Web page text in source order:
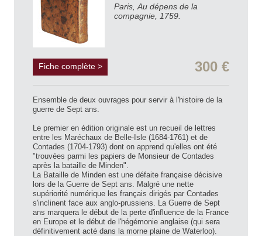
Paris, Au dépens de la
compagnie, 1759.
Fiche complète > 300 €
Ensemble de deux ouvrages pour servir à l'histoire de la
guerre de Sept ans.
Le premier en édition originale est un recueil de lettres
entre les Maréchaux de Belle-Isle (1684-1761) et de
Contades (1704-1793) dont on apprend qu'elles ont été
"trouvées parmi les papiers de Monsieur de Contades
après la bataille de Minden".
La Bataille de Minden est une défaite française décisive
lors de la Guerre de Sept ans. Malgré une nette
supériorité numérique les français dirigés par Contades
s'inclinent face aux anglo-prussiens. La Guerre de Sept
ans marquera le début de la perte d'influence de la France
en Europe et le début de l'hégémonie anglaise (qui sera
définitivement acté dans la morne plaine de Waterloo).